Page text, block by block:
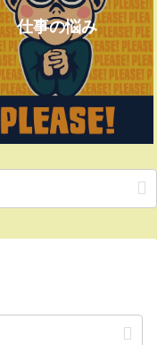
仕事の悩み